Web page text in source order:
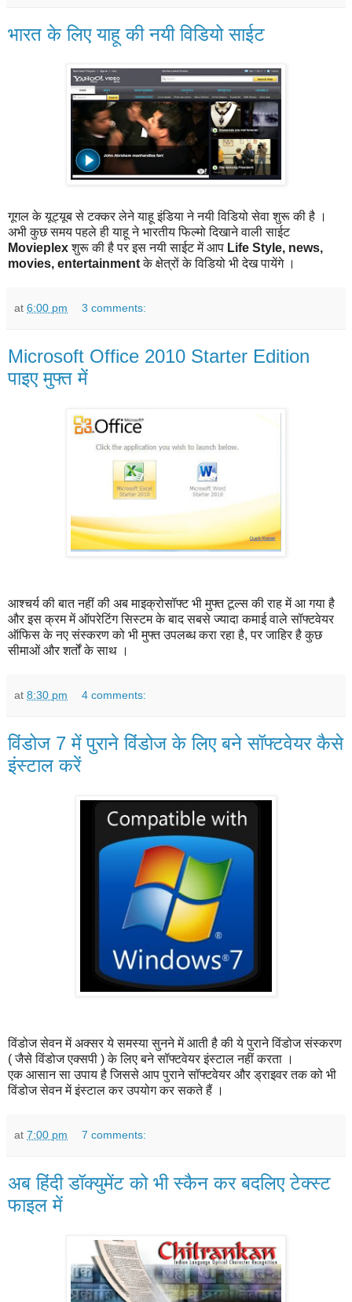
भारत के लिए याहू की नयी विडियो साईट
गूगल के यूट्यूब से टक्कर लेने याहू इंडिया ने नयी विडियो सेवा शुरू की है ।
अभी कुछ समय पहले ही याहू ने भारतीय फिल्मो दिखाने वाली साईट
Movieplexशुरू की है पर इस नयी साईट में आप Life Style, news,
movies, entertainmentके क्षेत्रों के विडियो भी देख पायेंगे ।
at 6:00 pm 3 comments:
Microsoft Office 2010 Starter Edition
पाइए मुफ्त में
आश्चर्य की बात नहीं की अब माइक्रोसॉफ्ट भी मुफ्त टूल्स की राह में आ गया है
और इस क्रम में ऑपरेटिंग सिस्टम के बाद सबसे ज्यादा कमाई वाले सॉफ्टवेयर
ऑफिस के नए संस्करण को भी मुफ्त उपलब्ध करा रहा है, पर जाहिर है कुछ
सीमाओं और शर्तों के साथ ।
at 8:30 pm 4 comments:
विंडोज 7 में पुराने विंडोज के लिए बने सॉफ्टवेयर कैसे
इंस्टाल करें
विंडोज सेवन में अक्सर ये समस्या सुनने में आती है की ये पुराने विंडोज संस्करण
( जैसे विंडोज एक्सपी ) के लिए बने सॉफ्टवेयर इंस्टाल नहीं करता ।
एक आसान सा उपाय है जिससे आप पुराने सॉफ्टवेयर और ड्राइवर तक को भी
विंडोज सेवन में इंस्टाल कर उपयोग कर सकते हैं ।
at 7:00 pm 7 comments:
अब हिंदी डॉक्युमेंट को भी स्कैन कर बदलिए टेक्स्ट
फाइल में